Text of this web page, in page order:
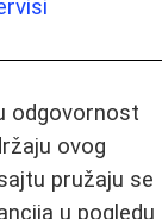
odgovornost
ovog
pružaju se
u pogledu